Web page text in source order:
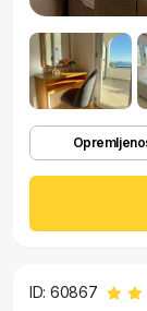
ID: 60867